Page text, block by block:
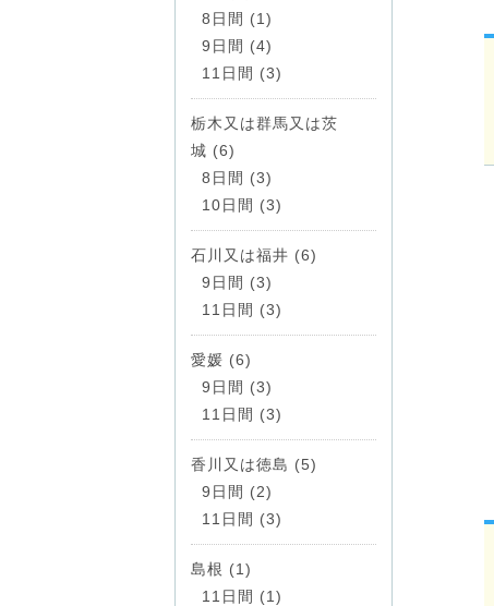
8日間 (1)
9日間 (4)
11日間 (3)
栃木又は群馬又は茨
城 (6)
8日間 (3)
10日間 (3)
石川又は福井 (6)
9日間 (3)
11日間 (3)
愛媛 (6)
9日間 (3)
11日間 (3)
香川又は徳島 (5)
9日間 (2)
11日間 (3)
島根 (1)
11日間 (1)